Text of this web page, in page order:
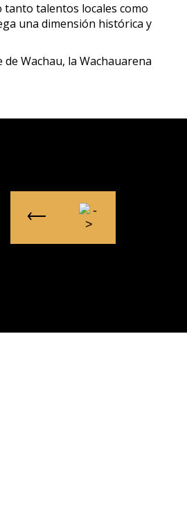
tanto talentos locales como
una dimensión histórica y
Wachau, la Wachauarena